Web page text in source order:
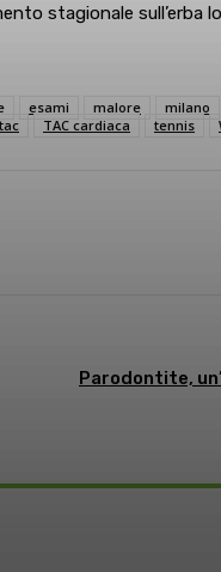
stagionale sull’erba
esami malore milano
tac TAC cardiaca tennis
Parodontite,